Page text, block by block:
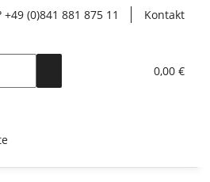
(0)841 881 875 11 Kontakt
0,00 €